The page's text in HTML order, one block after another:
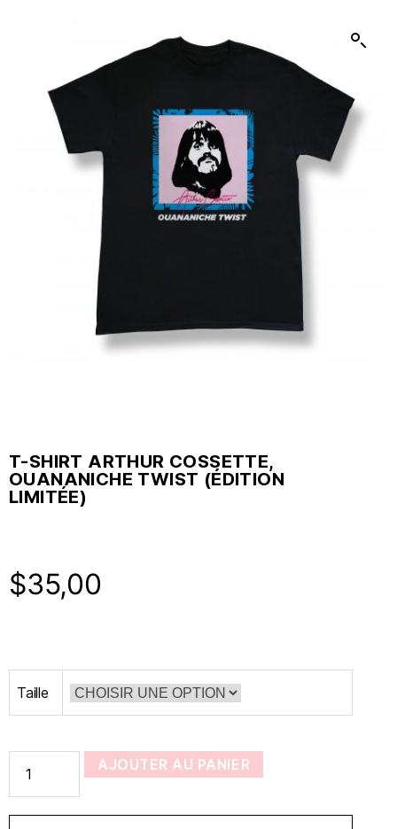
T-SHIRT ARTHUR COSSETTE,
OUANANICHE TWIST (ÉDITION
LIMITÉE)
$35,00
Taille
AJOUTER AU PANIER